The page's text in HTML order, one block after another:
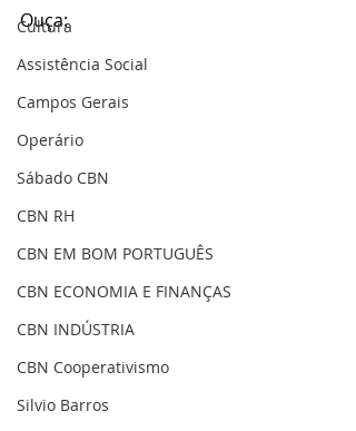
Cultura
Assistência Social
Campos Gerais
Operário
Sábado CBN
CBN RH
CBN EM BOM PORTUGUÊS
CBN ECONOMIA E FINANÇAS
CBN INDÚSTRIA
CBN Cooperativismo
Silvio Barros
Ouça: